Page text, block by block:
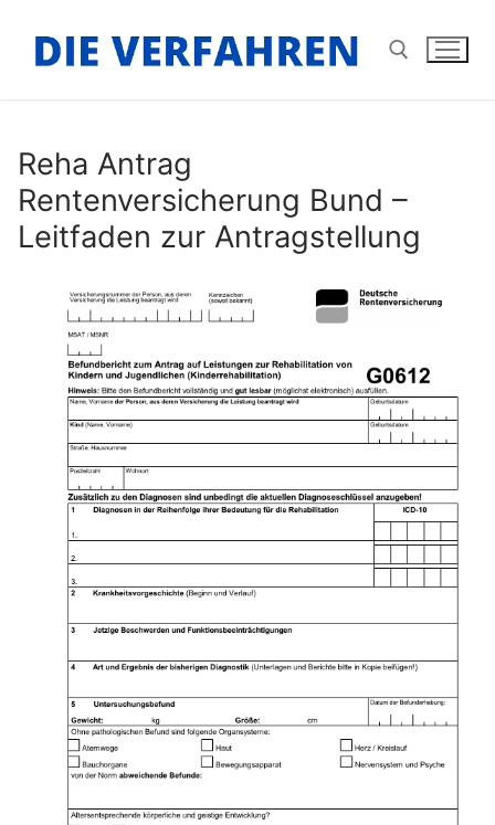
Inhalt
springen
Reha Antrag
Rentenversicherung Bund –
Leitfaden zur Antragstellung